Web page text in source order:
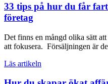
33 tips på hur du får
företag
Det finns en mångd olika sätt
att fokusera. Försäljningen är
Läs artikeln